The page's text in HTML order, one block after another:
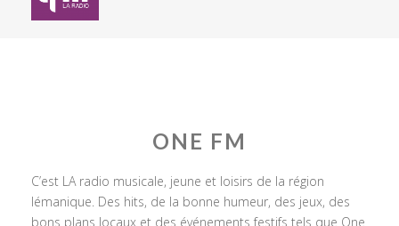
ONE FM
C’est LA radio musicale, jeune et loisirs de la région
lémanique. Des hits, de la bonne humeur, des jeux, des
bons plans locaux et des événements festifs tels que One